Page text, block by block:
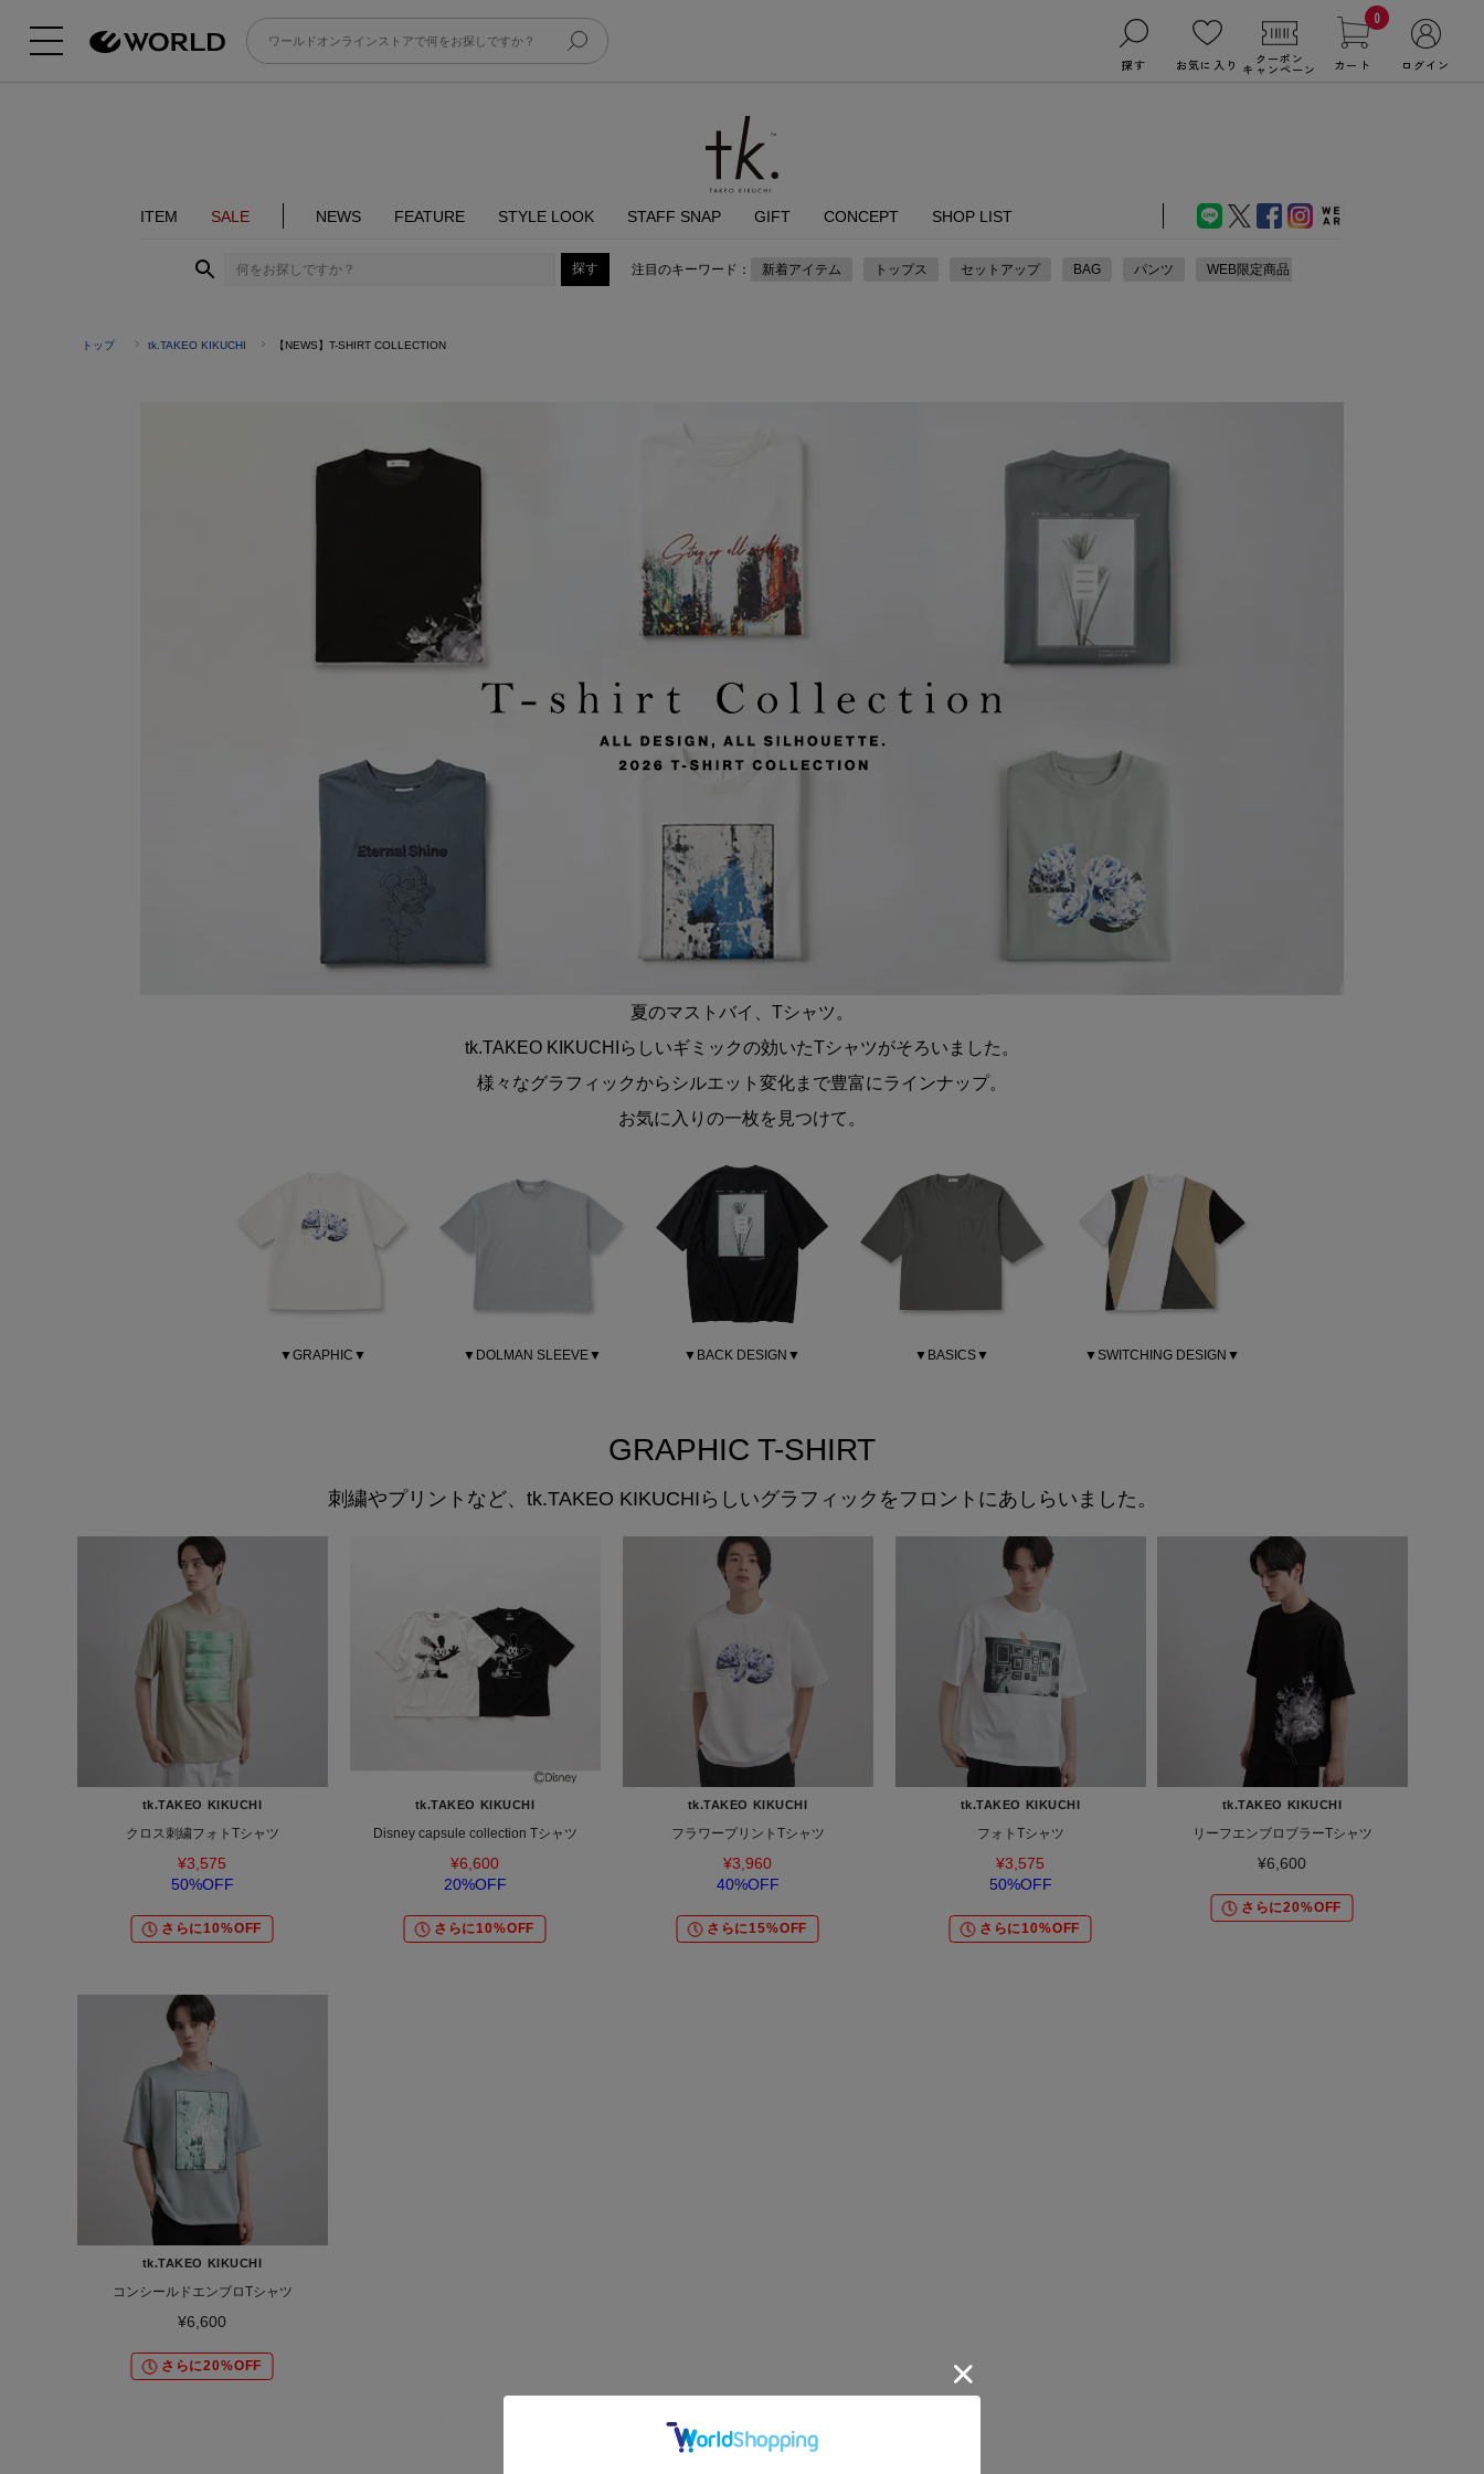
探す お気に入り クーポン
キャンペーン
0
カート ログイン
ITEM SALE NEWS FEATURE STYLE LOOK STAFF SNAP GIFT CONCEPT SHOP LIST
注目のキーワード： 新着アイテム トップス セットアップ BAG パンツ WEB限定商品
トップ tk.TAKEO KIKUCHI 【NEWS】T-SHIRT COLLECTION
夏のマストバイ、Tシャツ。
tk.TAKEO KIKUCHIらしいギミックの効いたTシャツがそろいました。
様々なグラフィックからシルエット変化まで豊富にラインナップ。
お気に入りの一枚を見つけて。
▼GRAPHIC▼ ▼DOLMAN SLEEVE▼ ▼BACK DESIGN▼ ▼BASICS▼ ▼SWITCHING DESIGN▼
GRAPHIC T-SHIRT
刺繍やプリントなど、tk.TAKEO KIKUCHIらしいグラフィックをフロントにあしらいました。
tk.TAKEO KIKUCHI
クロス刺繍フォトTシャツ
¥3,575
50%OFF
さらに10%OFF
tk.TAKEO KIKUCHI
Disney capsule collection Tシャツ
¥6,600
20%OFF
さらに10%OFF
tk.TAKEO KIKUCHI
フラワープリントTシャツ
¥3,960
40%OFF
さらに15%OFF
tk.TAKEO KIKUCHI
フォトTシャツ
¥3,575
50%OFF
さらに10%OFF
tk.TAKEO KIKUCHI
リーフエンブロブラーTシャツ
¥6,600
さらに20%OFF
tk.TAKEO KIKUCHI
コンシールドエンブロTシャツ
¥6,600
さらに20%OFF